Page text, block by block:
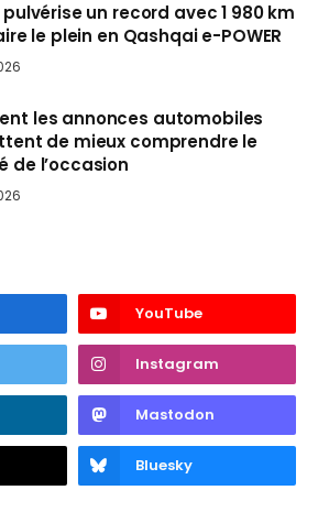
un record avec 1 980 km
le plein en Qashqai e-POWER
les annonces automobiles
de mieux comprendre le
de l’occasion
YouTube
Instagram
Mastodon
Bluesky